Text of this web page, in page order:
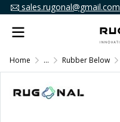
sales.rugonal@gmail.com
Home ... Rubber Below